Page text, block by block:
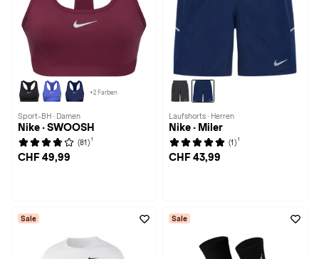
+2 Farben
Sport-BH · Damen
Nike · SWOOSH
(81) 1
CHF 49,99
Laufshorts · Herren
Nike · Miler
(1) 1
CHF 43,99
Sale Sale